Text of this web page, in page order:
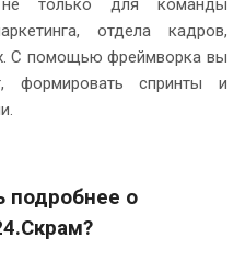
не только для команды
отдела кадров,
С помощью фреймворка вы
формировать спринты и
подробнее о